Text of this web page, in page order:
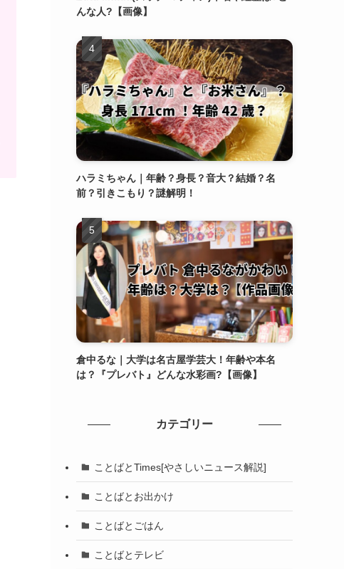
んな人?【画像】
ハラミちゃん｜年齢？身長？音大？結婚？名
前？引きこもり？謎解明！
倉中るな｜大学は名古屋学芸大！年齢や本名
は？『プレバト』どんな水彩画?【画像】
カテゴリー
ことばとTimes[やさしいニュース解説]
ことばとお出かけ
ことばとごはん
ことばとテレビ